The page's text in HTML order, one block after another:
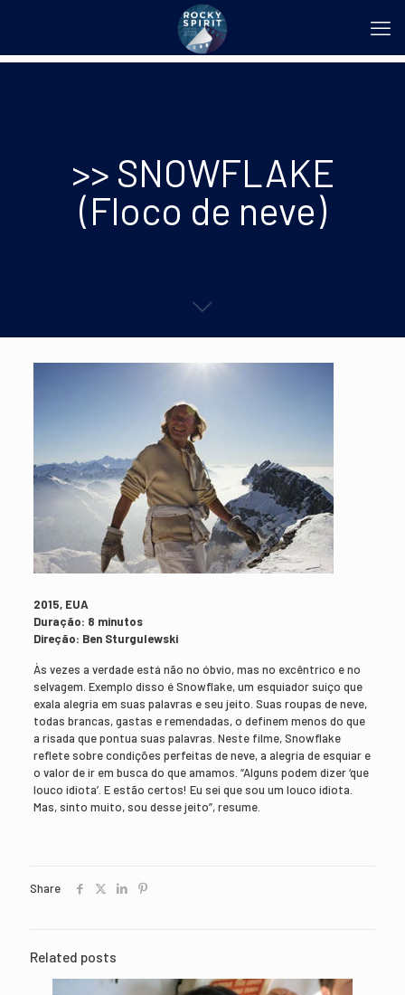
>> SNOWFLAKE
(Floco de neve)
2015, EUA
Duração: 8 minutos
Direção: Ben Sturgulewski
Às vezes a verdade está não no óbvio, mas no excêntrico e no
selvagem. Exemplo disso é Snowflake, um esquiador suíço que
exala alegria em suas palavras e seu jeito. Suas roupas de neve,
todas brancas, gastas e remendadas, o definem menos do que
a risada que pontua suas palavras. Neste filme, Snowflake
reflete sobre condições perfeitas de neve, a alegria de esquiar e
o valor de ir em busca do que amamos. “Alguns podem dizer ‘que
louco idiota’. E estão certos! Eu sei que sou um louco idiota.
Mas, sinto muito, sou desse jeito”, resume.
Share
Related posts